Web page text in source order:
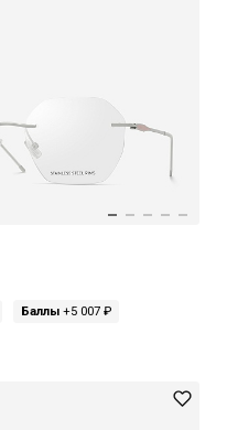
Баллы+5 007 ₽